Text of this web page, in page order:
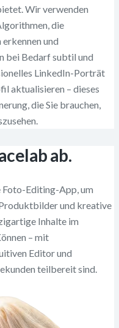
Wir verwenden
die
und
bei Bedarf subtil und
LinkedIn-Porträt
aktualisieren – dieses
die Sie brauchen,
ab.
Foto-Editing-App, um
und kreative
Inhalte im
– mit
Editor und
teilbereit sind.